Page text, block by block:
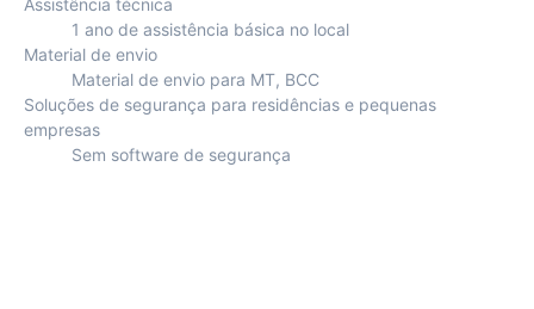
1 ano de assistência básica no local
Material de envio
Material de envio para MT, BCC
Soluções de segurança para residências e pequenas
empresas
Sem software de segurança